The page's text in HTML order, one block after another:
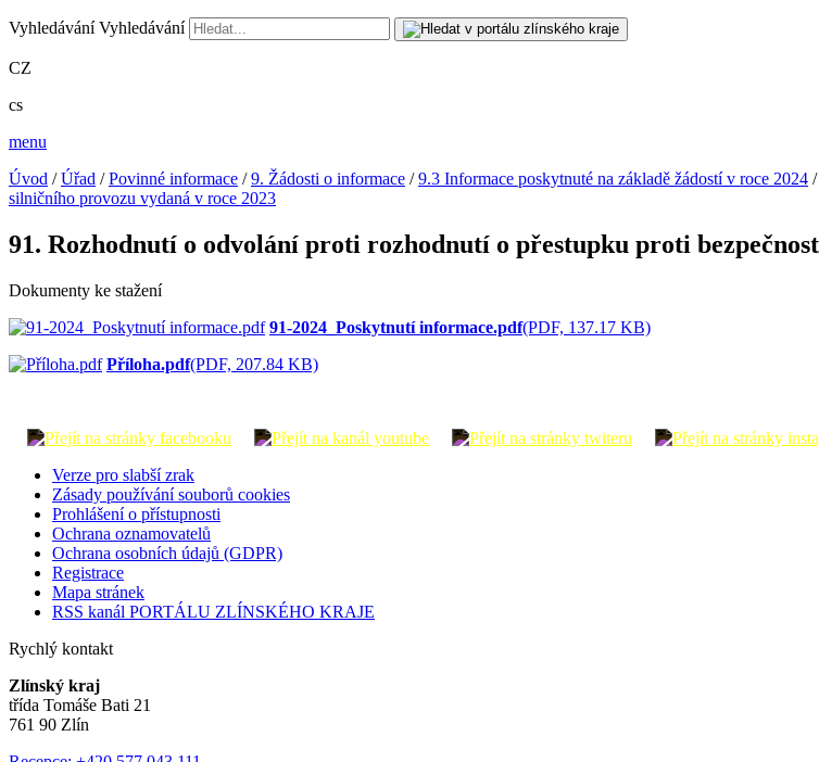
Vyhledávání Vyhledávání
CZ
cs
menu
Úvod /Úřad /Povinné informace /9. Žádosti o informace /9.3 Informace poskytnuté na základě žádostí v roce 2024 /
silničního provozu vydaná v roce 2023
91. Rozhodnutí o odvolání proti rozhodnutí o přestupku proti
Dokumenty ke stažení
91-2024_Poskytnutí informace.pdf(PDF, 137.17 KB)
Příloha.pdf(PDF, 207.84 KB)
Verze pro slabší zrak
Zásady používání souborů cookies
Prohlášení o přístupnosti
Ochrana oznamovatelů
Ochrana osobních údajů (GDPR)
Registrace
Mapa stránek
RSS kanál PORTÁLU ZLÍNSKÉHO KRAJE
Rychlý kontakt
Zlínský kraj
třída Tomáše Bati 21
761 90 Zlín